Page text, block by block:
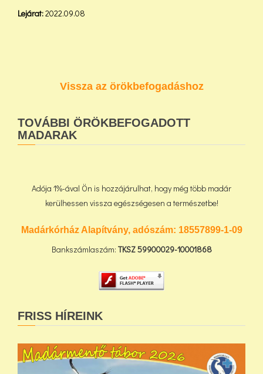
Lejárat:2022.09.08
Vissza az örökbefogadáshoz
TOVÁBBI ÖRÖKBEFOGADOTT
MADARAK
Adója 1%-ával Ön is hozzájárulhat, hogy még több madár
kerülhessen vissza egészségesen a természetbe!
Madárkórház Alapítvány, adószám: 18557899-1-09
Bankszámlaszám: TKSZ59900029-10001868
FRISS HÍREINK